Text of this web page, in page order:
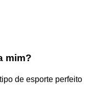
mim?
de esporte perfeito